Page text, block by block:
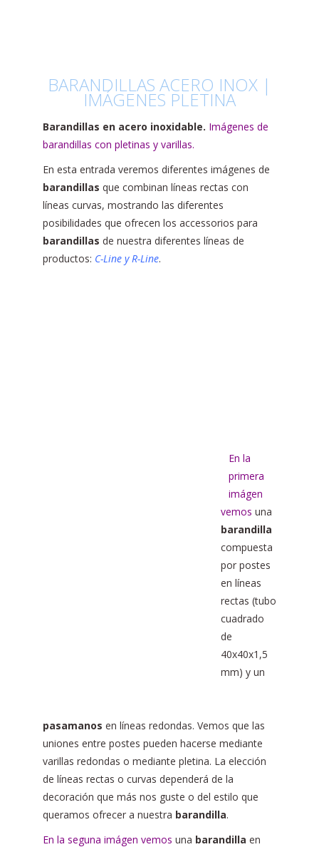
BARANDILLAS ACERO INOX |
IMÁGENES PLETINA
Barandillas en acero inoxidable. Imágenes de
barandillas con pletinas y varillas.
En esta entrada veremos diferentes imágenes de
barandillas que combinan líneas rectas con
líneas curvas, mostrando las diferentes
posibilidades que ofrecen los accessorios para
barandillas de nuestra diferentes líneas de
productos: C-Line y R-Line.
En la
primera
imágen
vemos una
barandilla
compuesta
por postes
en líneas
rectas (tubo
cuadrado
de
40x40x1,5
mm) y un
pasamanos en líneas redondas. Vemos que las
uniones entre postes pueden hacerse mediante
varillas redondas o mediante pletina. La elección
de líneas rectas o curvas dependerá de la
decoración que más nos guste o del estilo que
queramos ofrecer a nuestra barandilla.
En la seguna imágen vemos una barandilla en